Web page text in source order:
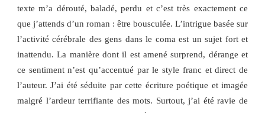
texte m’a dérouté, baladé, perdu et c’est très exactement ce
que j’attends d’un roman : être bousculée. L’intrigue basée sur
l’activité cérébrale des gens dans le coma est un sujet fort et
inattendu. La manière dont il est amené surprend, dérange et
ce sentiment n’est qu’accentué par le style franc et direct de
l’auteur. J’ai été séduite par cette écriture poétique et imagée
malgré l’ardeur terrifiante des mots. Surtout, j’ai été ravie de